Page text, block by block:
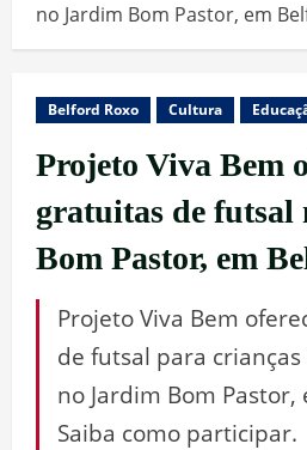
no Jardim Bom Pastor, em
Belford Roxo Cultura
Projeto Viva Bem
gratuitas de futsal
Bom Pastor, em
Projeto Viva Bem
de futsal para
no Jardim Bom Pastor,
Saiba como participar.